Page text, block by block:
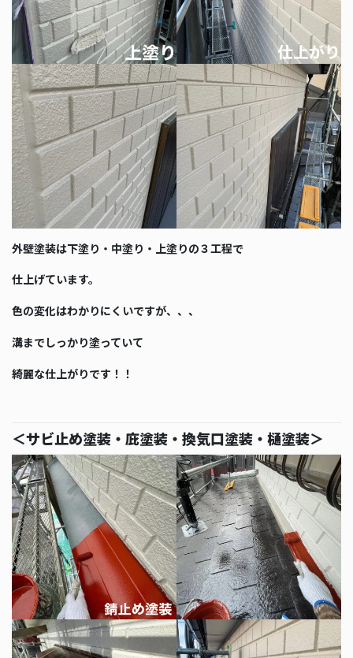
外壁塗装は下塗り・中塗り・上塗りの３工程で
仕上げています。
色の変化はわかりにくいですが、、、
溝までしっかり塗っていて
綺麗な仕上がりです！！
＜サビ止め塗装・庇塗装・換気口塗装・樋塗装＞